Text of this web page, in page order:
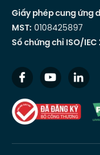
Giấy phép cung ứng
MST: 0108425897
Số chứng chỉ ISO/IEC